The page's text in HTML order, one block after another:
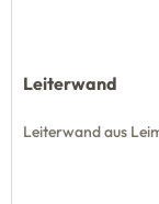
Leiterwand
Leiterwand aus